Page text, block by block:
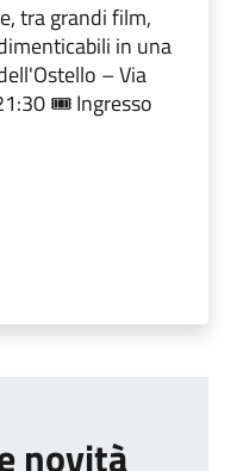
tra grandi film,
in una
– Via
🎟 Ingresso
novità